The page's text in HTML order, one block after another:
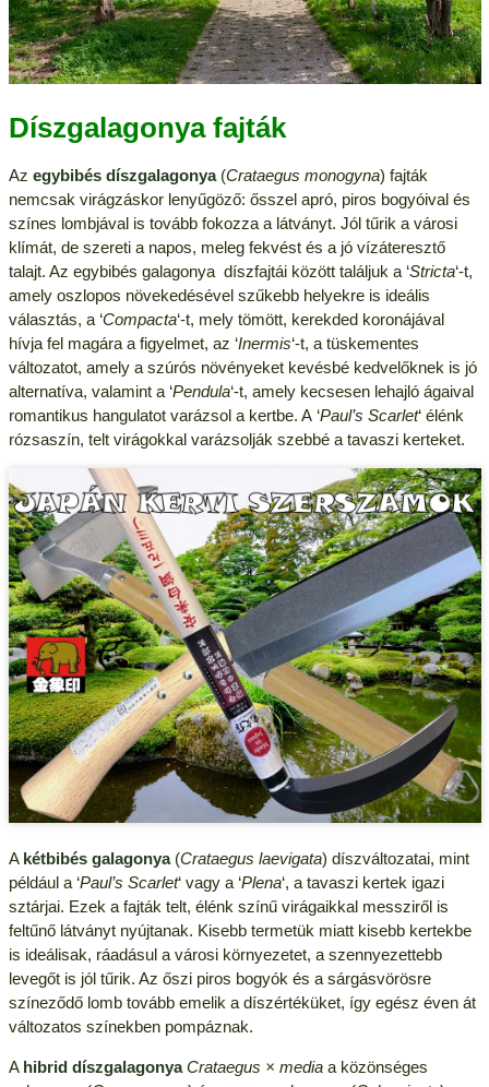
Díszgalagonya fajták
Az egybibés díszgalagonya(Crataegus monogyna) fajták
nemcsak virágzáskor lenyűgöző: ősszel apró, piros bogyóival és
színes lombjával is tovább fokozza a látványt. Jól tűrik a városi
klímát, de szereti a napos, meleg fekvést és a jó vízáteresztő
talajt. Az egybibés galagonya díszfajtái között találjuk a ‘Stricta‘-t,
amely oszlopos növekedésével szűkebb helyekre is ideális
választás, a ‘Compacta‘-t, mely tömött, kerekded koronájával
hívja fel magára a figyelmet, az ‘Inermis‘-t, a tüskementes
változatot, amely a szúrós növényeket kevésbé kedvelőknek is jó
alternatíva, valamint a ‘Pendula‘-t, amely kecsesen lehajló ágaival
romantikus hangulatot varázsol a kertbe. A ‘Paul’s Scarlet‘ élénk
rózsaszín, telt virágokkal varázsolják szebbé a tavaszi kerteket.
A kétbibés galagonya(Crataegus laevigata) díszváltozatai, mint
például a ‘Paul’s Scarlet‘ vagy a ‘Plena‘, a tavaszi kertek igazi
sztárjai. Ezek a fajták telt, élénk színű virágaikkal messziről is
feltűnő látványt nyújtanak. Kisebb termetük miatt kisebb kertekbe
is ideálisak, ráadásul a városi környezetet, a szennyezettebb
levegőt is jól tűrik. Az őszi piros bogyók és a sárgásvörösre
színeződő lomb tovább emelik a díszértéküket, így egész éven át
változatos színekben pompáznak.
A hibrid díszgalagonya Crataegus × mediaa közönséges